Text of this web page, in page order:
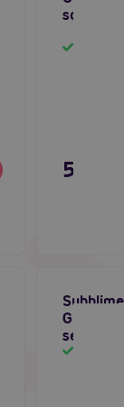
595 Kč
Garter
sexy